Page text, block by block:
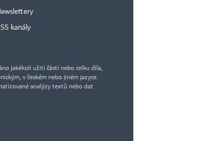
kanály
jakékoli užití částí nebo celku díla,
v českém nebo jiném jazyce.
analýzy textů nebo dat